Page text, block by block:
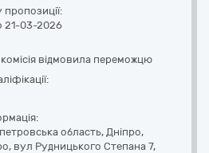
21-03-2026
комісія відмовила переможцю
область, Дніпро,
вул Рудницького Степана 7,